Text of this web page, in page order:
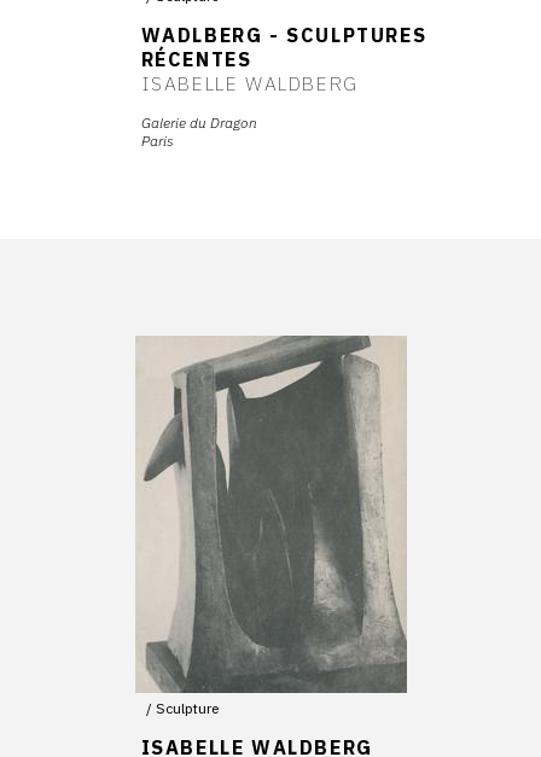
WADLBERG - SCULPTURES
RÉCENTES
ISABELLE WALDBERG
Galerie du Dragon
Paris
Sculpture
ISABELLE WALDBERG